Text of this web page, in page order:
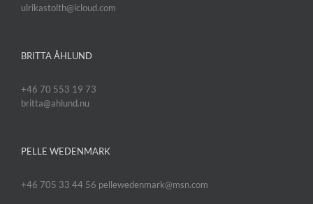
ulrikastolth@icloud.com
BRITTA ÅHLUND
+46 70 553 19 73
britta@ahlund.nu
PELLE WEDENMARK
+46 705 33 44 56 pellewedenmark@msn.com